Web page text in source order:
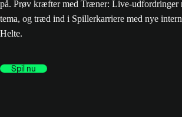
på. Prøv kræfter med Træner: Live-udfordringer
tema, og træd ind i Spillerkarriere med nye
Helte.
Spil nu